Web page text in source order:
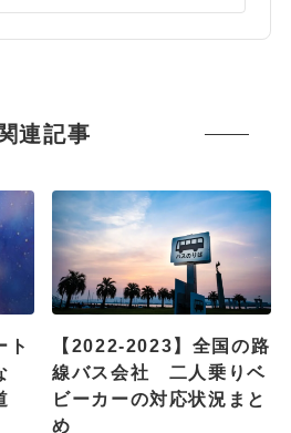
関連記事
ト
【2022-2023】全国の路
線バス会社 二人乗りベ
ビーカーの対応状況まと
め